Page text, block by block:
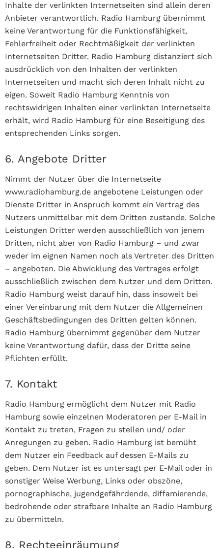
Inhalte der verlinkten Internetseiten sind allein deren
Anbieter verantwortlich. Radio Hamburg übernimmt
keine Verantwortung für die Funktionsfähigkeit,
Fehlerfreiheit oder Rechtmäßigkeit der verlinkten
Internetseiten Dritter. Radio Hamburg distanziert sich
ausdrücklich von den Inhalten der verlinkten
Internetseiten und macht sich deren Inhalt nicht zu
eigen. Soweit Radio Hamburg Kenntnis von
rechtswidrigen Inhalten einer verlinkten Internetseite
erhält, wird Radio Hamburg für eine Beseitigung des
entsprechenden Links sorgen.
6. Angebote Dritter
Nimmt der Nutzer über die Internetseite
www.radiohamburg.de angebotene Leistungen oder
Dienste Dritter in Anspruch kommt ein Vertrag des
Nutzers unmittelbar mit dem Dritten zustande. Solche
Leistungen Dritter werden ausschließlich von jenem
Dritten, nicht aber von Radio Hamburg – und zwar
weder im eignen Namen noch als Vertreter des Dritten
– angeboten. Die Abwicklung des Vertrages erfolgt
ausschließlich zwischen dem Nutzer und dem Dritten.
Radio Hamburg weist darauf hin, dass insoweit bei
einer Vereinbarung mit dem Nutzer die Allgemeinen
Geschäftsbedingungen des Dritten gelten können.
Radio Hamburg übernimmt gegenüber dem Nutzer
keine Verantwortung dafür, dass der Dritte seine
Pflichten erfüllt.
7. Kontakt
Radio Hamburg ermöglicht dem Nutzer mit Radio
Hamburg sowie einzelnen Moderatoren per E-Mail in
Kontakt zu treten, Fragen zu stellen und/ oder
Anregungen zu geben. Radio Hamburg ist bemüht
dem Nutzer ein Feedback auf dessen E-Mails zu
geben. Dem Nutzer ist es untersagt per E-Mail oder in
sonstiger Weise Werbung, Links oder obszöne,
pornographische, jugendgefährdende, diffamierende,
bedrohende oder strafbare Inhalte an Radio Hamburg
zu übermitteln.
8. Rechteeinräumung